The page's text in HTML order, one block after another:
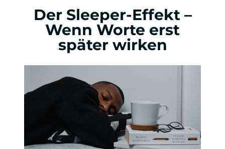
Der Sleeper-Effekt –
Wenn Worte erst
später wirken